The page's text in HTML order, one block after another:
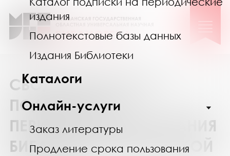
издания
Полнотекстовые базы данных
Издания Библиотеки
Каталоги
Онлайн-услуги
Заказ литературы
Продление срока пользования
СВОДНЫЙ КАТАЛОГ
ПОДПИСКИ НА
ПЕРИОДИЧЕСКИЕ ИЗДАНИЯ
БИБЛИОТЕК МУРМАНСКОЙ